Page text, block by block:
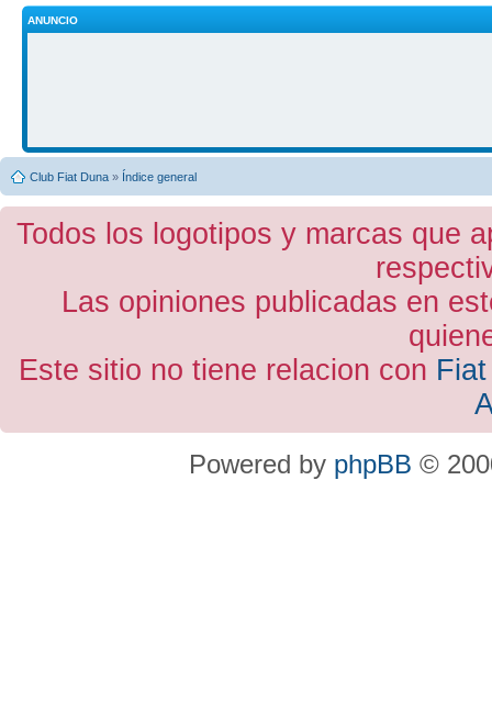
ANUNCIO
Club Fiat Duna » Índice general
Todos los logotipos y marcas que
Las opiniones publicadas en
Este sitio no tiene relacion con
Powered by phpBB ©